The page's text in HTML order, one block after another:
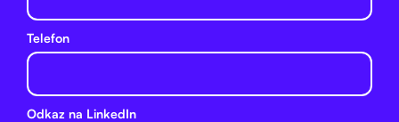
Telefon
Odkaz na LinkedIn